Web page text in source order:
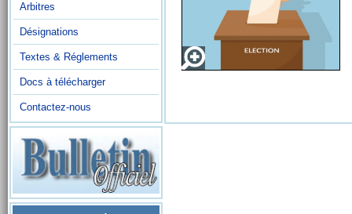
Arbitres
Désignations
Textes & Réglements
Docs à télécharger
Contactez-nous